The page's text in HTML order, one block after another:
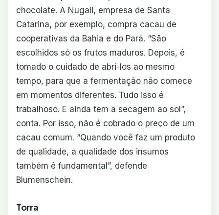
chocolate. A Nugali, empresa de Santa
Catarina, por exemplo, compra cacau de
cooperativas da Bahia e do Pará. “São
escolhidos só os frutos maduros. Depois, é
tomado o cuidado de abri-los ao mesmo
tempo, para que a fermentação não comece
em momentos diferentes. Tudo isso é
trabalhoso. E ainda tem a secagem ao sol”,
conta. Por isso, não é cobrado o preço de um
cacau comum. “Quando você faz um produto
de qualidade, a qualidade dos insumos
também é fundamental”, defende
Blumenschein.
Torra